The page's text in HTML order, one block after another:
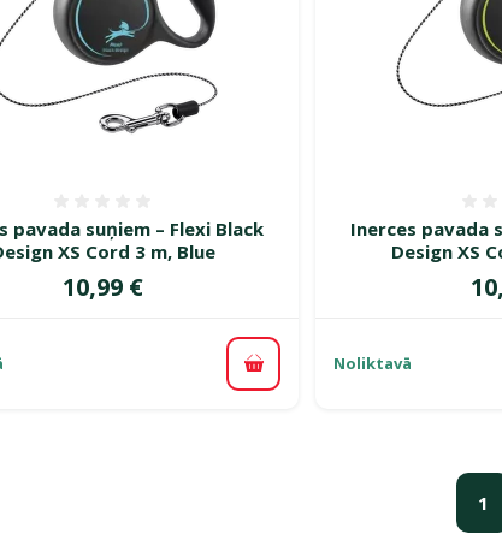
pavada suņiem – Flexi Black
XS Cord 3 m, Blue
Cena
10,99 €
Pievienot grozam
Inerces pavada
Design XS
Noliktavā
1